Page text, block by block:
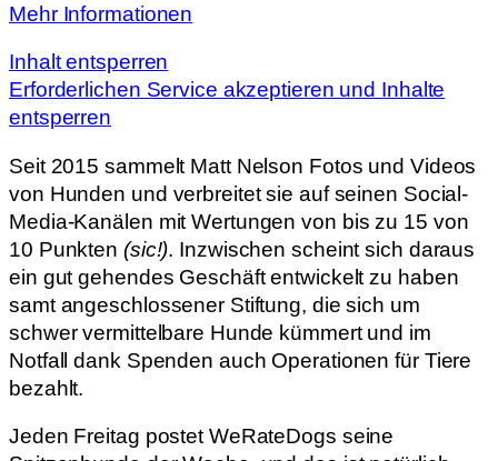
Mehr Informationen
Inhalt entsperren
Erforderlichen Service akzeptieren und Inhalte
entsperren
Seit 2015 sammelt Matt Nelson Fotos und Videos
von Hunden und verbreitet sie auf seinen Social-
Media-Kanälen mit Wertungen von bis zu 15 von
10 Punkten (sic!). Inzwischen scheint sich daraus
ein gut gehendes Geschäft entwickelt zu haben
samt angeschlossener Stiftung, die sich um
schwer vermittelbare Hunde kümmert und im
Notfall dank Spenden auch Operationen für Tiere
bezahlt.
Jeden Freitag postet WeRateDogs seine